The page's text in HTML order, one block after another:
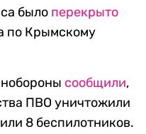
было перекрыто
по Крымскому
сообщили,
ПВО уничтожили
8 беспилотников.